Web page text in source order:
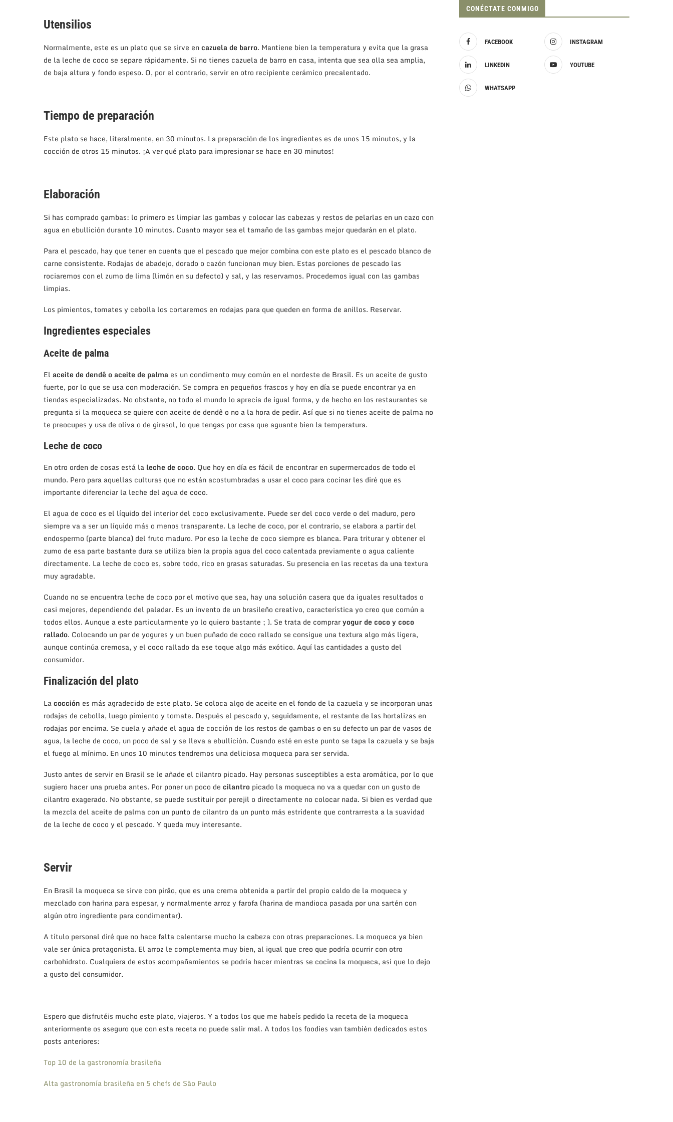
Utensilios
Normalmente, este es un plato que se sirve encazuela de barro. Mantiene bien la temperatura y evita que la grasa
de la leche de coco se separe rápidamente. Si no tienes cazuela de barro en casa, intenta que sea olla sea amplia,
de baja altura y fondo espeso. O, por el contrario, servir en otro recipiente cerámico precalentado.
Tiempo de preparación
Este plato se hace, literalmente, en 30 minutos. La preparación de los ingredientes es de unos 15 minutos, y la
cocción de otros 15 minutos. ¡A ver qué plato para impresionar se hace en 30 minutos!
Elaboración
Si has comprado gambas: lo primero es limpiar las gambas y colocar las cabezas y restos de pelarlas en un cazo con
agua en ebullición durante 10 minutos. Cuanto mayor sea el tamaño de las gambas mejor quedarán en el plato.
Para el pescado, hay que tener en cuenta que el pescado que mejor combina con este plato es el pescado blanco de
carne consistente. Rodajas de abadejo, dorado o cazón funcionan muy bien. Estas porciones de pescado las
rociaremos con el zumo de lima (limón en su defecto) y sal, y las reservamos. Procedemos igual con las gambas
limpias.
Los pimientos, tomates y cebolla los cortaremos en rodajas para que queden en forma de anillos. Reservar.
Ingredientes especiales
Aceite de palma
El aceite de dendê o aceite de palma es un condimento muy común en el nordeste de Brasil. Es un aceite de gusto
fuerte, por lo que se usa con moderación. Se compra en pequeños frascos y hoy en día se puede encontrar ya en
tiendas especializadas. No obstante, no todo el mundo lo aprecia de igual forma, y de hecho en los restaurantes se
pregunta si la moqueca se quiere con aceite de dendê o no a la hora de pedir. Así que si no tienes aceite de palma no
te preocupes y usa de oliva o de girasol, lo que tengas por casa que aguante bien la temperatura.
Leche de coco
En otro orden de cosas está la leche de coco. Que hoy en día es fácil de encontrar en supermercados de todo el
mundo. Pero para aquellas culturas que no están acostumbradas a usar el coco para cocinar les diré que es
importante diferenciar la leche del agua de coco.
El agua de coco es el líquido del interior del coco exclusivamente. Puede ser del coco verde o del maduro, pero
siempre va a ser un líquido más o menos transparente. La leche de coco, por el contrario, se elabora a partir del
endospermo (parte blanca) del fruto maduro. Por eso la leche de coco siempre es blanca. Para triturar y obtener el
zumo de esa parte bastante dura se utiliza bien la propia agua del coco calentada previamente o agua caliente
directamente. La leche de coco es, sobre todo, rico en grasas saturadas. Su presencia en las recetas da una textura
muy agradable.
Cuando no se encuentra leche de coco por el motivo que sea, hay una solución casera que da iguales resultados o
casi mejores, dependiendo del paladar. Es un invento de un brasileño creativo, característica yo creo que común a
todos ellos. Aunque a este particularmente yo lo quiero bastante ; ). Se trata de compraryogur de coco y coco
rallado. Colocando un par de yogures y un buen puñado de coco rallado se consigue una textura algo más ligera,
aunque continúa cremosa, y el coco rallado da ese toque algo más exótico. Aquí las cantidades a gusto del
consumidor.
Finalización del plato
Lacocción es más agradecido de este plato. Se coloca algo de aceite en el fondo de la cazuela y se incorporan unas
rodajas de cebolla, luego pimiento y tomate. Después el pescado y, seguidamente, el restante de las hortalizas en
rodajas por encima. Se cuela y añade el agua de cocción de los restos de gambas o en su defecto un par de vasos de
agua, la leche de coco, un poco de sal y se lleva a ebullición. Cuando esté en este punto se tapa la cazuela y se baja
el fuego al mínimo. En unos 10 minutos tendremos una deliciosa moqueca para ser servida.
Justo antes de servir en Brasil se le añade el cilantro picado. Hay personas susceptibles a esta aromática, por lo que
sugiero hacer una prueba antes. Por poner un poco de cilantro picado la moqueca no va a quedar con un gusto de
cilantro exagerado. No obstante, se puede sustituir por perejil o directamente no colocar nada. Si bien es verdad que
la mezcla del aceite de palma con un punto de cilantro da un punto más estridente que contrarresta a la suavidad
de la leche de coco y el pescado. Y queda muy interesante.
Servir
En Brasil la moqueca se sirve con pirão, que es una crema obtenida a partir del propio caldo de la moqueca y
mezclado con harina para espesar, y normalmente arroz y farofa (harina de mandioca pasada por una sartén con
algún otro ingrediente para condimentar).
A título personal diré que no hace falta calentarse mucho la cabeza con otras preparaciones. La moqueca ya bien
vale ser única protagonista. El arroz le complementa muy bien, al igual que creo que podría ocurrir con otro
carbohidrato. Cualquiera de estos acompañamientos se podría hacer mientras se cocina la moqueca, así que lo dejo
a gusto del consumidor.
Espero que disfrutéis mucho este plato, viajeros. Y a todos los que me habeís pedido la receta de la moqueca
anteriormente os aseguro que con esta receta no puede salir mal. A todos los foodies van también dedicados estos
posts anteriores:
Top 10 de la gastronomía brasileña
Alta gastronomía brasileña en 5 chefs de São Paulo
CONÉCTATE CONMIGO
FACEBOOK INSTAGRAM
LINKEDIN YOUTUBE
WHATSAPP